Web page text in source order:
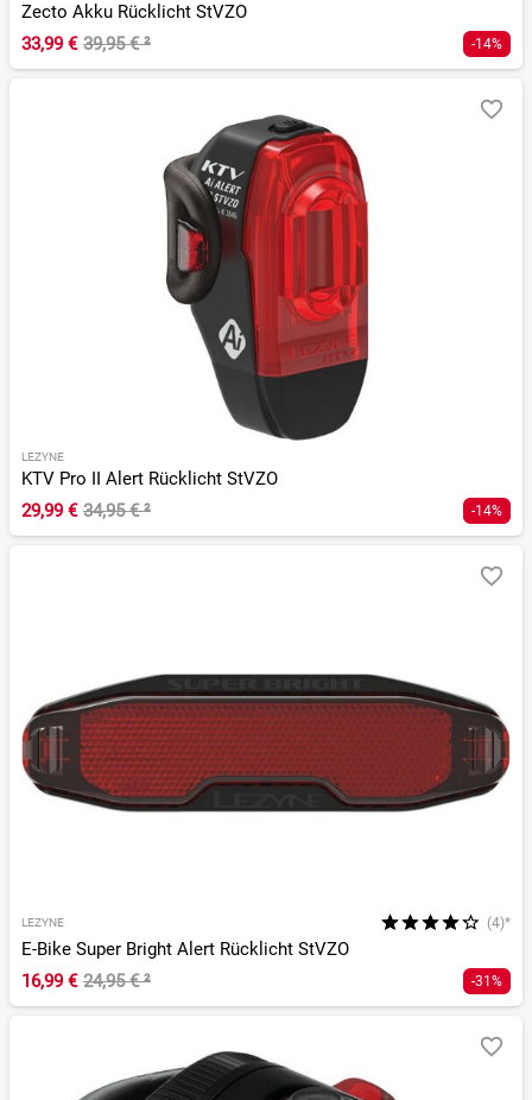
Zecto Akku Rücklicht StVZO
33,99 € 39,95 €² -14%
LEZYNE
KTV Pro II Alert Rücklicht StVZO
29,99 € 34,95 €² -14%
LEZYNE (4)*
E-Bike Super Bright Alert Rücklicht StVZO
16,99 € 24,95 €² -31%